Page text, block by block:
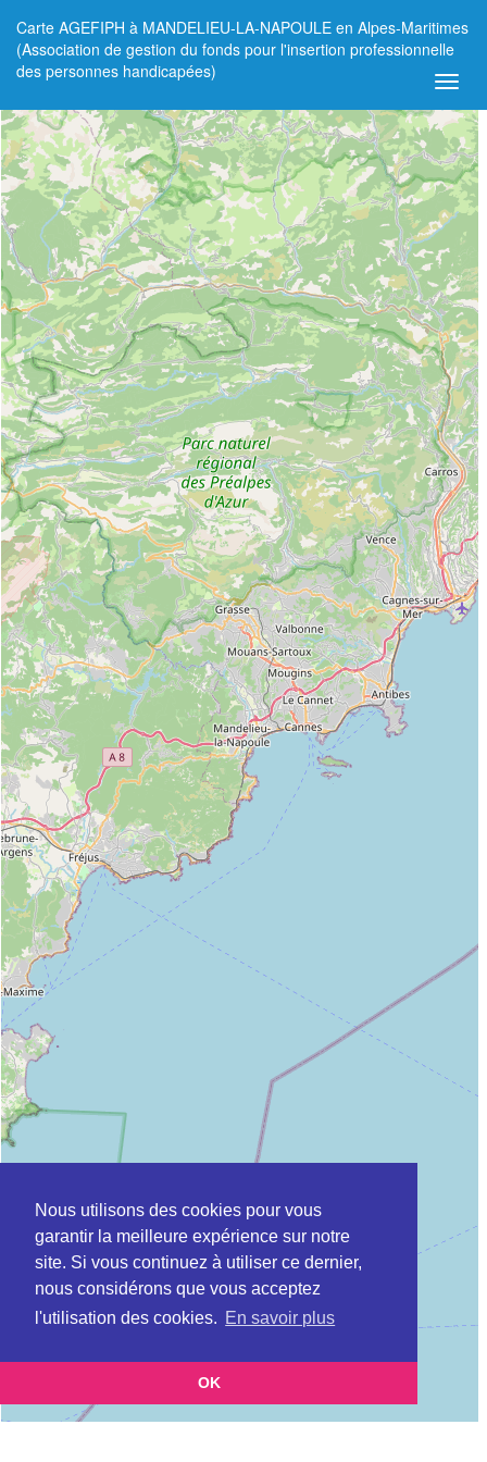
Nous utilisons des cookies pour vous
garantir la meilleure expérience sur notre
site. Si vous continuez à utiliser ce dernier,
nous considérons que vous acceptez
l'utilisation des cookies. En savoir plus
OK
Carte AGEFIPH à MANDELIEU-LA-NAPOULE en Alpes-Maritimes
(Association de gestion du fonds pour l'insertion professionnelle
des personnes handicapées)
+
−